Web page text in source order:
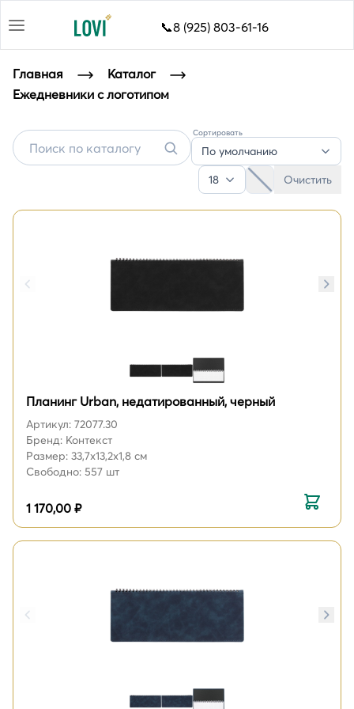
📞8 (925) 803-61-16
Главная
Каталог
Ежедневники с логотипом
Ежедневники с логотипом Сортировать
По умолчанию
18
Очистить
Планинг Urban, недатированный, черный
Артикул: 72077.30
Бренд: Контекст
Размер: 33,7х13,2х1,8 см
Свободно: 557 шт
1 170,00 ₽